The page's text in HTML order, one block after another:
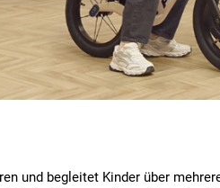
und begleitet Kinder über